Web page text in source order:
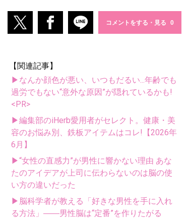
コメントをする・見る
【関連記事】
▶なんか顔色が悪い、いつもだるい...年齢でも
過労でもない“意外な原因”が隠れているかも!
<PR>
▶編集部のiHerb愛用者がセレクト。健康・美
容のお悩み別、鉄板アイテムはコレ!【2026年
6月】
▶“女性の直感力”が男性に響かない理由 あな
たのアイデアが上司に伝わらないのは脳の使
い方の違いだった
▶脳科学者が教える「好きな男性を手に入れ
る方法」――男性脳は“定番”を作りたがる